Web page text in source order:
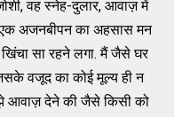
वह स्नेह-दुलार, आवाज़ में
एक अजनबीपन का अहसास मन
सा रहने लगा. मैं जैसे घर
वजूद का कोई मूल्य ही न
आवाज़ देने की जैसे किसी को